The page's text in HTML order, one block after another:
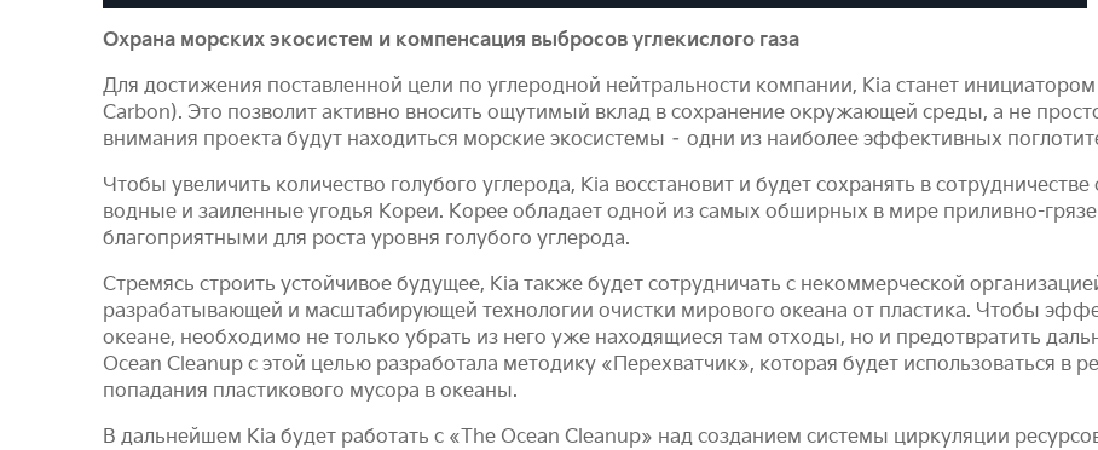
Охрана морских экосистем и компенсация выбросов углекислого газа
Для достижения поставленной цели по углеродной нейтральности компании, Kia станет
Carbon). Это позволит активно вносить ощутимый вклад в сохранение окружающей среды, а не
внимания проекта будут находиться морские экосистемы – одни из наиболее эффективных
Чтобы увеличить количество голубого углерода, Kia восстановит и будет сохранять в
водные и заиленные угодья Кореи. Корее обладает одной из самых обширных в мире приливно-
благоприятными для роста уровня голубого углерода.
Стремясь строить устойчивое будущее, Kia также будет сотрудничать с некоммерческой
разрабатывающей и масштабирующей технологии очистки мирового океана от пластика. Чтобы
океане, необходимо не только убрать из него уже находящиеся там отходы, но и предотвратить
Ocean Cleanup с этой целью разработала методику «Перехватчик», которая будет использоваться в
попадания пластикового мусора в океаны.
В дальнейшем Kia будет работать с «The Ocean Cleanup» над созданием системы циркуляции